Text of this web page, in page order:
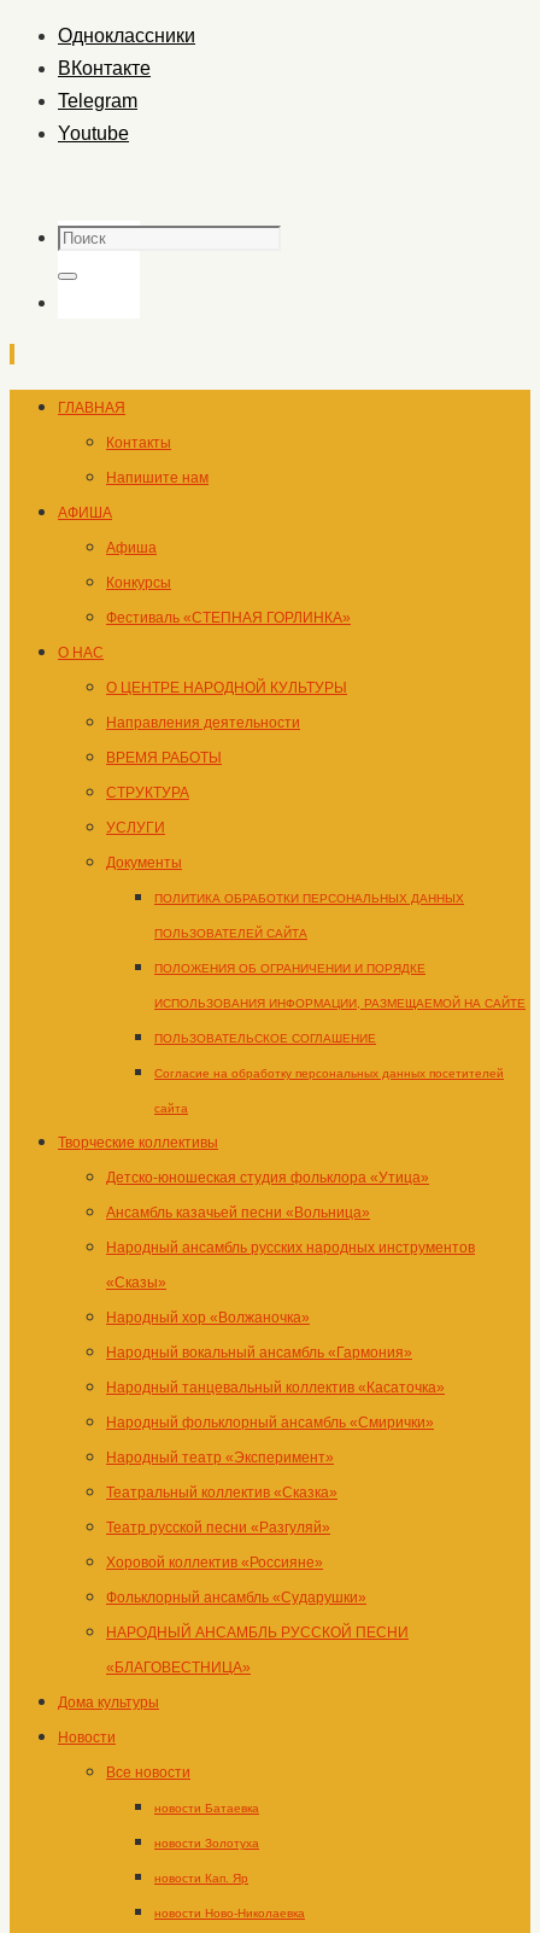
Одноклассники
ВКонтакте
Telegram
Youtube
Поиск
Поиск
Перейти
содержимому
ГЛАВНАЯ
Контакты
Напишите нам
АФИША
Афиша
Конкурсы
Фестиваль «СТЕПНАЯ ГОРЛИНКА»
О НАС
О ЦЕНТРЕ НАРОДНОЙ КУЛЬТУРЫ
Направления деятельности
ВРЕМЯ РАБОТЫ
СТРУКТУРА
УСЛУГИ
Документы
ПОЛИТИКА ОБРАБОТКИ ПЕРСОНАЛЬНЫХ ДАННЫХ
ПОЛЬЗОВАТЕЛЕЙ САЙТА
ПОЛОЖЕНИЯ ОБ ОГРАНИЧЕНИИ И ПОРЯДКЕ
ИСПОЛЬЗОВАНИЯ ИНФОРМАЦИИ, РАЗМЕЩАЕМОЙ НА САЙТЕ
ПОЛЬЗОВАТЕЛЬСКОЕ СОГЛАШЕНИЕ
Согласие на обработку персональных данных посетителей
сайта
Творческие коллективы
Детско-юношеская студия фольклора «Утица»
Ансамбль казачьей песни «Вольница»
Народный ансамбль русских народных инструментов
«Сказы»
Народный хор «Волжаночка»
Народный вокальный ансамбль «Гармония»
Народный танцевальный коллектив «Касаточка»
Народный фольклорный ансамбль «Смирички»
Народный театр «Эксперимент»
Театральный коллектив «Сказка»
Театр русской песни «Разгуляй»
Хоровой коллектив «Россияне»
Фольклорный ансамбль «Сударушки»
НАРОДНЫЙ АНСАМБЛЬ РУССКОЙ ПЕСНИ
«БЛАГОВЕСТНИЦА»
Дома культуры
Новости
Все новости
новости Батаевка
новости Золотуха
новости Кап. Яр
новости Ново-Николаевка